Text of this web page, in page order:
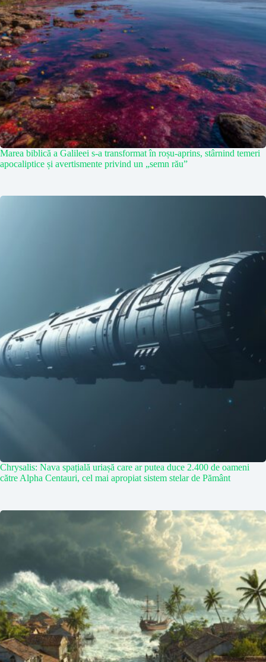
Marea biblică a Galileei s-a transformat în roșu-aprins, stârnind temeri
apocaliptice și avertismente privind un „semn rău”
Chrysalis: Nava spațială uriașă care ar putea duce 2.400 de oameni
către Alpha Centauri, cel mai apropiat sistem stelar de Pământ